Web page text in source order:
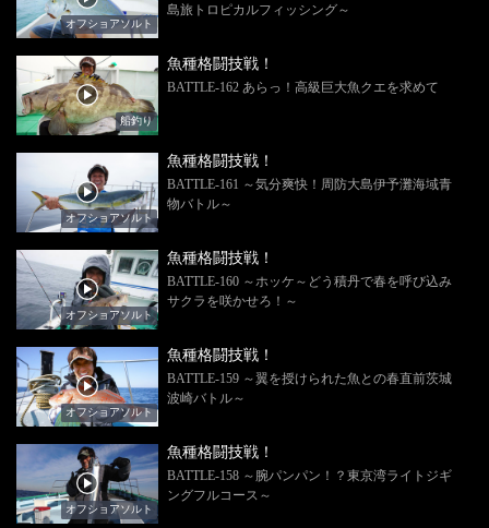
オフショアソルト
島旅トロピカルフィッシング～
船釣り
魚種格闘技戦！
BATTLE-162 あらっ！高級巨大魚クエを求めて
オフショアソルト
魚種格闘技戦！
BATTLE-161 ～気分爽快！周防大島伊予灘海域青
物バトル～
オフショアソルト
魚種格闘技戦！
BATTLE-160 ～ホッケ～どう積丹で春を呼び込み
サクラを咲かせろ！～
オフショアソルト
魚種格闘技戦！
BATTLE-159 ～翼を授けられた魚との春直前茨城
波崎バトル～
オフショアソルト
魚種格闘技戦！
BATTLE-158 ～腕パンパン！？東京湾ライトジギ
ングフルコース～